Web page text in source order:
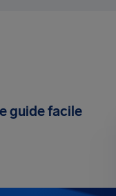
guide facile